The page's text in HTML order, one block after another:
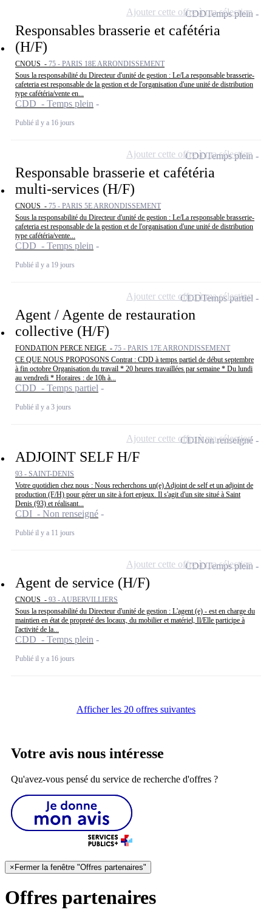
Responsables brasserie et cafétéria
(H/F)
CNOUS - 75 - PARIS 18E ARRONDISSEMENT
Sous la responsabilité du Directeur d'unité de gestion : Le/La responsable brasserie-
cafeteria est responsable de la gestion et de l'organisation d'une unité de distribution
type cafétéria/vente en...
CDD - Temps plein
Publié il y a 16 jours
CDDTemps plein
Ajouter cette offre à ma sélection
Responsable brasserie et cafétéria
multi-services (H/F)
CNOUS - 75 - PARIS 5E ARRONDISSEMENT
Sous la responsabilité du Directeur d'unité de gestion : Le/La responsable brasserie-
cafeteria est responsable de la gestion et de l'organisation d'une unité de distribution
type cafétéria/vente...
CDD - Temps plein
Publié il y a 19 jours
CDDTemps plein
Ajouter cette offre à ma sélection
Agent / Agente de restauration
collective (H/F)
FONDATION PERCE NEIGE - 75 - PARIS 17E ARRONDISSEMENT
CE QUE NOUS PROPOSONS Contrat : CDD à temps partiel de début septembre
à fin octobre Organisation du travail * 20 heures travaillées par semaine * Du lundi
au vendredi * Horaires : de 10h à...
CDD - Temps partiel
Publié il y a 3 jours
CDDTemps partiel
Ajouter cette offre à ma sélection
ADJOINT SELF H/F
93 - SAINT-DENIS
Votre quotidien chez nous : Nous recherchons un(e) Adjoint de self et un adjoint de
production (F/H) pour gérer un site à fort enjeux. Il s'agit d'un site situé à Saint
Denis (93) et réalisant...
CDI - Non renseigné
Publié il y a 11 jours
CDINon renseigné
Ajouter cette offre à ma sélection
Agent de service (H/F)
CNOUS - 93 - AUBERVILLIERS
Sous la responsabilité du Directeur d'unité de gestion : L'agent (e) - est en charge du
maintien en état de propreté des locaux, du mobilier et matériel, Il/Elle participe à
l'activité de la...
CDD - Temps plein
Publié il y a 16 jours
CDDTemps plein
Ajouter cette offre à ma sélection
Afficher les 20 offres suivantes
Votre avis nous intéresse
Qu'avez-vous pensé du service de recherche d'offres ?
×Fermer la fenêtre "Offres partenaires"
Offres partenaires